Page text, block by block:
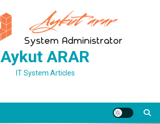
Aykut ARAR
IT System Articles